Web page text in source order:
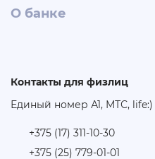
О банке
Контакты для физлиц
Единый номер А1, МТС, life:)
+375 (17) 311-10-30
+375 (25) 779-01-01